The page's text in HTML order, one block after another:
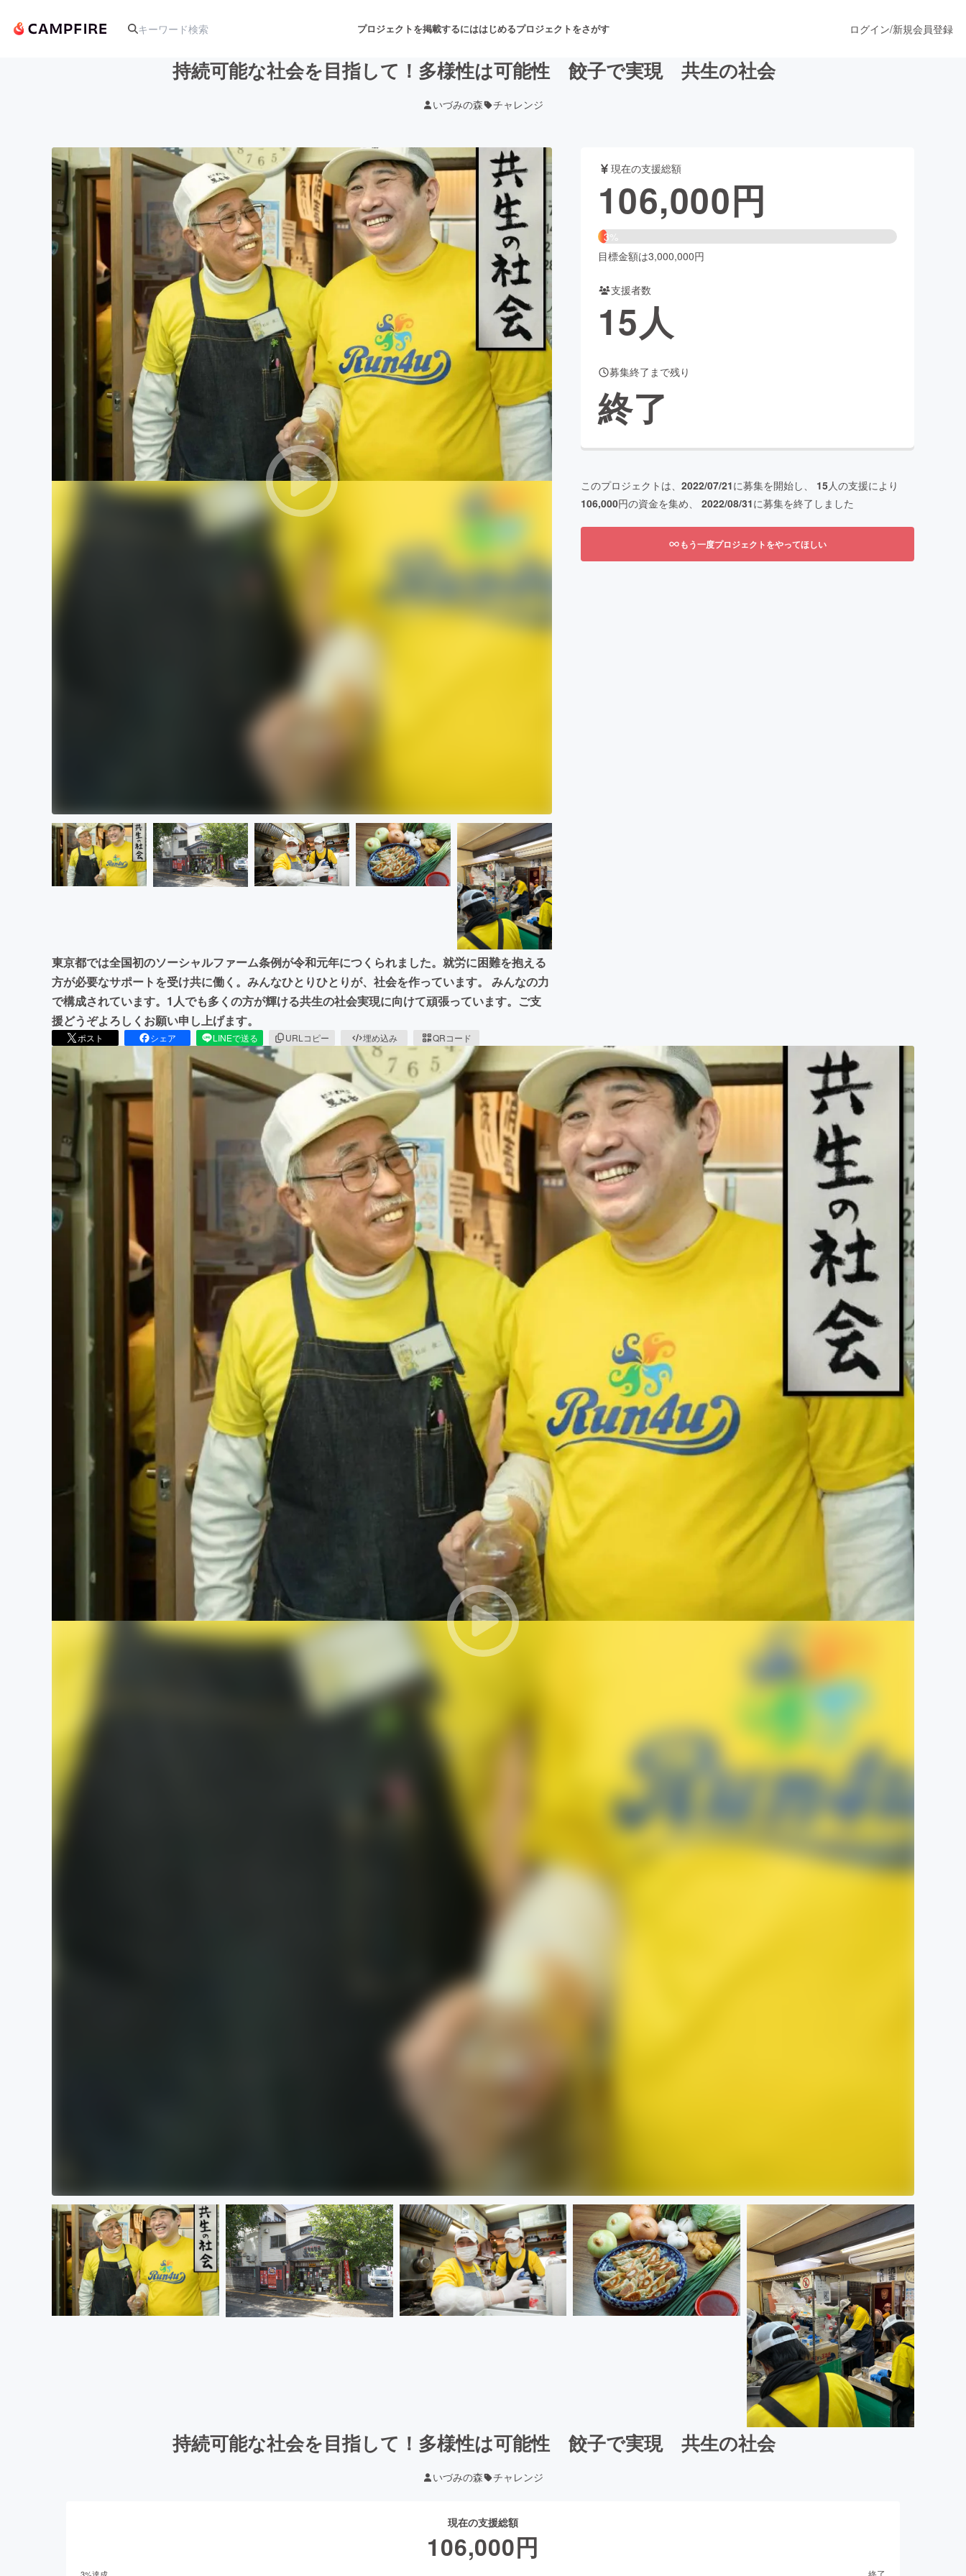
プロジェクトを掲載するにははじめるプロジェクトをさがす
アート・写真 音楽 舞台・パフォーマンス
テクノロジー・ガジェット ゲーム・サービス開発 フード・飲食店 ファッション
映像・映画 書籍・雑誌出版 アニメ・漫画
ビジネス・起業 ビューティー・ヘルスケア
まちづくり・地域活性化
CAMPFIRE for Social Good CAMPFIRE Creation
CAMPFIREふるさと納税 machi-yaコミュニティ
ログイン/新規会員登録
持続可能な社会を目指して！多様性は可能性 餃子で実現 共生の社会
いづみの森 チャレンジ
東京都では全国初のソーシャルファーム条例が令和元年につくられました。就労に困難を抱える
方が必要なサポートを受け共に働く。みんなひとりひとりが、社会を作っています。 みんなの力
で構成されています。1人でも多くの方が輝ける共生の社会実現に向けて頑張っています。ご支
援どうぞよろしくお願い申し上げます。
ポスト シェア LINEで送る URLコピー 埋め込み QRコード
現在の支援総額
106,000円
3%
目標金額は3,000,000円
支援者数
15人
募集終了まで残り
終了
このプロジェクトは、 2022/07/21に募集を開始し、 15人の支援により
106,000円の資金を集め、 2022/08/31に募集を終了しました
もう一度プロジェクトをやってほしい
持続可能な社会を目指して！多様性は可能性 餃子で実現 共生の社会
いづみの森 チャレンジ
現在の支援総額
106,000円